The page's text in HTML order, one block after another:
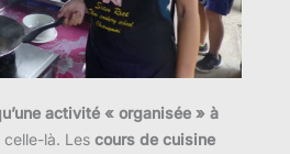
activité « organisée » à
celle-là. Les cours de cuisine